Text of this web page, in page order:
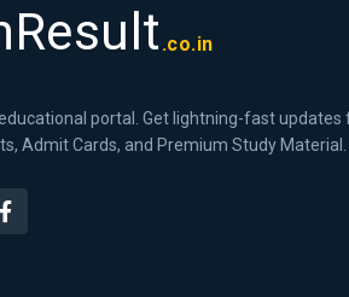
.co.in
portal. Get lightning-fast updates
Admit Cards, and Premium Study Material.